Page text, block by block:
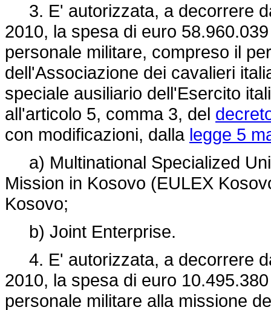
3. E' autorizzata, a decorrere
2010, la spesa di euro
personale militare, compreso il
dell'Associazione dei cavalieri
speciale ausiliario dell'Esercito
all'articolo 5, comma 3, del
con modificazioni, dalla legge 5
a) Multinational Specialized
Mission in Kosovo (EULEX
Kosovo;
b) Joint Enterprise.
4. E' autorizzata, a decorrere
2010, la spesa di euro
personale militare alla missione